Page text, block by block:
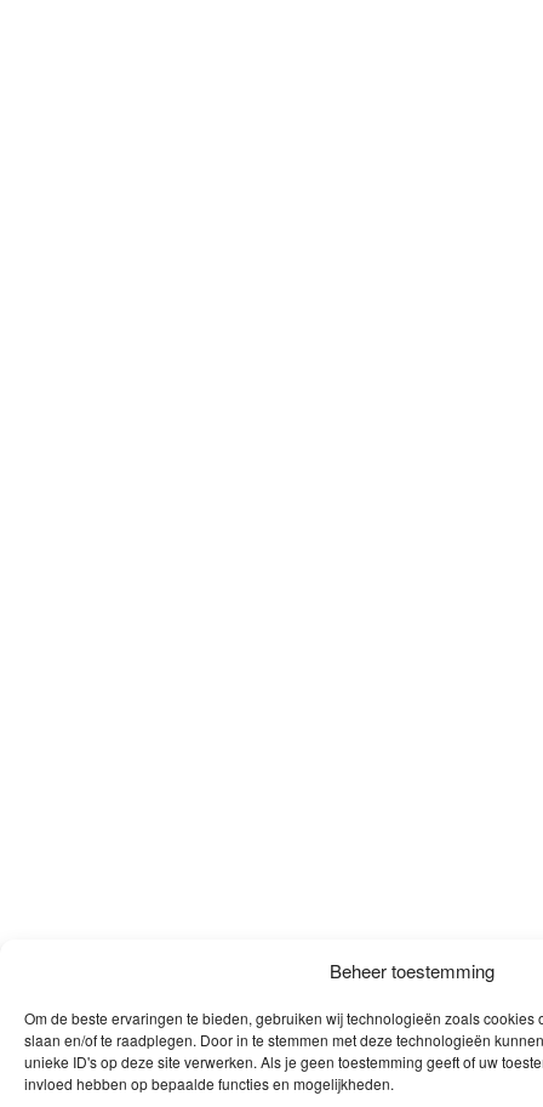
Beheer toestemming
Om de beste ervaringen te bieden, gebruiken wij technologieën zoals cookies
slaan en/of te raadplegen. Door in te stemmen met deze technologieën
unieke ID's op deze site verwerken. Als je geen toestemming geeft of uw
invloed hebben op bepaalde functies en mogelijkheden.